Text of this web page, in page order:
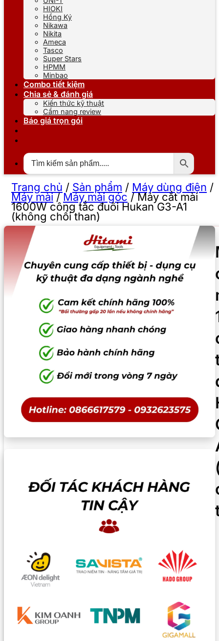
HIOKI
Hồng Ký
Nikawa
Nikita
Ameca
Tasco
Super Stars
HPMM
Minbao
Combo tiết kiệm
Chia sẻ & đánh giá
Kiến thức kỹ thuật
Cẩm nang review
Báo giá trọn gói
Trang chủ / Sản phẩm / Máy dùng điện /
Máy mài/Máy mài góc /Máy cắt mài
1600W công tắc đuôi Hukan G3-A1
(không chổi than)